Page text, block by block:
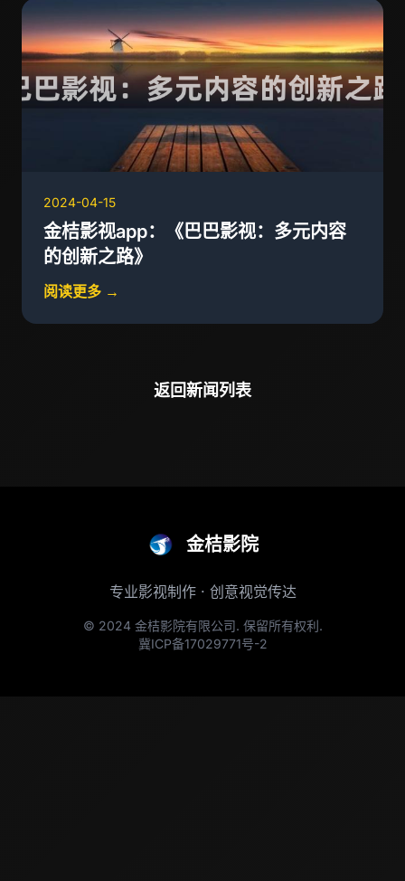
2024-04-15
金桔影视app：《巴巴影视：多元内容
的创新之路》
阅读更多 →
返回新闻列表
金桔影院
专业影视制作 · 创意视觉传达
© 2024 金桔影院有限公司. 保留所有权利.
冀ICP备17029771号-2